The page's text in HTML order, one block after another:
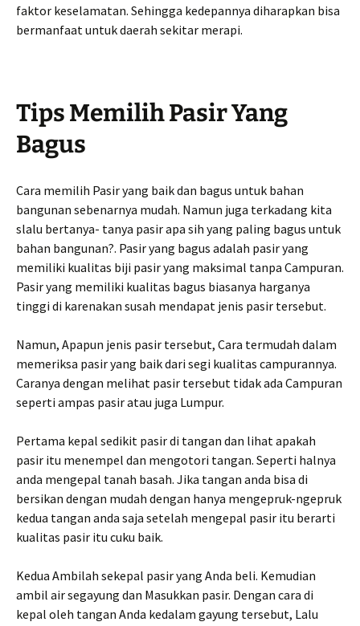
faktor keselamatan. Sehingga kedepannya diharapkan bisa
bermanfaat untuk daerah sekitar merapi.
Tips Memilih Pasir Yang
Bagus
Cara memilih Pasir yang baik dan bagus untuk bahan
bangunan sebenarnya mudah. Namun juga terkadang kita
slalu bertanya- tanya pasir apa sih yang paling bagus untuk
bahan bangunan?. Pasir yang bagus adalah pasir yang
memiliki kualitas biji pasir yang maksimal tanpa Campuran.
Pasir yang memiliki kualitas bagus biasanya harganya
tinggi di karenakan susah mendapat jenis pasir tersebut.
Namun, Apapun jenis pasir tersebut, Cara termudah dalam
memeriksa pasir yang baik dari segi kualitas campurannya.
Caranya dengan melihat pasir tersebut tidak ada Campuran
seperti ampas pasir atau juga Lumpur.
Pertama kepal sedikit pasir di tangan dan lihat apakah
pasir itu menempel dan mengotori tangan. Seperti halnya
anda mengepal tanah basah. Jika tangan anda bisa di
bersikan dengan mudah dengan hanya mengepruk-ngepruk
kedua tangan anda saja setelah mengepal pasir itu berarti
kualitas pasir itu cuku baik.
Kedua Ambilah sekepal pasir yang Anda beli. Kemudian
ambil air segayung dan Masukkan pasir. Dengan cara di
kepal oleh tangan Anda kedalam gayung tersebut, Lalu